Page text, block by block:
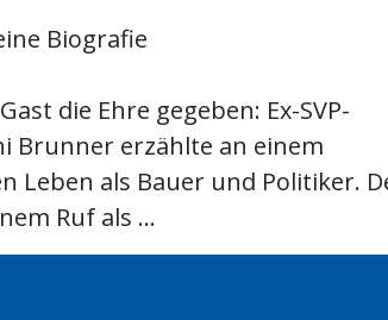
Biografie
die Ehre gegeben: Ex-SVP-
Brunner erzählte an einem
Leben als Bauer und Politiker.
Ruf als ...